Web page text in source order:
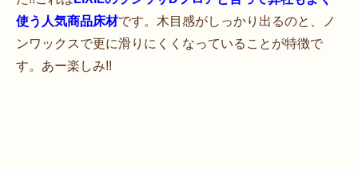
使う人気商品床材です。木目感がしっかり出るのと、ノ
ンワックスで更に滑りにくくなっていることが特徴で
す。あー楽しみ!!